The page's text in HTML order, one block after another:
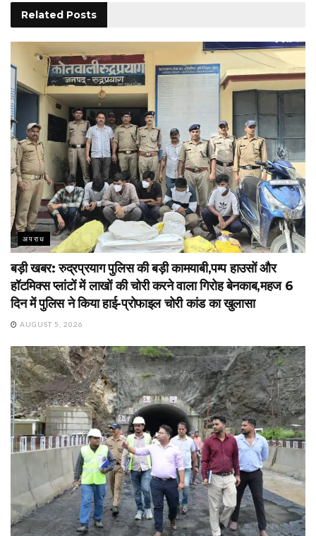
Related Posts
अपराध
बड़ी खबर: रुद्रप्रयाग पुलिस की बड़ी कामयाबी,पम्प हाउसों और
हॉटमिक्स प्लांटों में लाखों की चोरी करने वाला गिरोह बेनकाब,महज 6
दिन में पुलिस ने किया हाई-प्रोफाइल चोरी कांड का खुलासा
AUGUST 5, 2026